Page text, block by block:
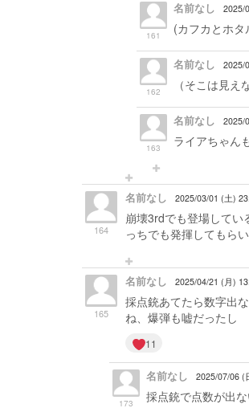
161
名前なし 2025/
(カフカとホ
162
名前なし 2025/
（そこは見え
163
名前なし 2025/
ライアちゃん
164
名前なし 2025/03/01 (土)
崩壊3rdでも登場してい
っちでも発揮してもら
165
名前なし 2025/04/21 (月)
採点銃あてたら数字出
ね、爆弾も嘘だったし
11
173
名前なし 2025/07/06 (
採点銃で点数が出